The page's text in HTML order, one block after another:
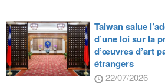
Taiwan salue
d’une loi sur la
d’œuvres d’art
étrangers
22/07/2026